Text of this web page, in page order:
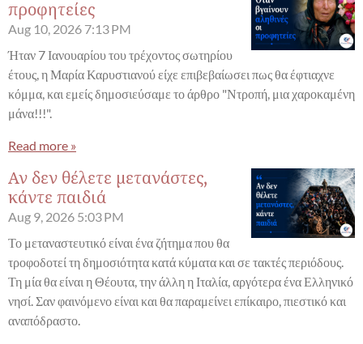
προφητείες
Aug 10, 2026 7:13 PM
Ήταν 7 Ιανουαρίου του τρέχοντος σωτηρίου
έτους, η Μαρία Καρυστιανού είχε επιβεβαίωσει πως θα έφτιαχνε
κόμμα, και εμείς δημοσιεύσαμε το άρθρο "Ντροπή, μια χαροκαμένη
μάνα!!!".
Read more »
Αν δεν θέλετε μετανάστες,
κάντε παιδιά
Aug 9, 2026 5:03 PM
Το μεταναστευτικό είναι ένα ζήτημα που θα
τροφοδοτεί τη δημοσιότητα κατά κύματα και σε τακτές περιόδους.
Τη μία θα είναι η Θέουτα, την άλλη η Ιταλία, αργότερα ένα Ελληνικό
νησί. Σαν φαινόμενο είναι και θα παραμείνει επίκαιρο, πιεστικό και
αναπόδραστο.